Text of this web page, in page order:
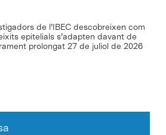
de l’IBEC descobreixen com
epitelials s’adapten davant de
prolongat 27 de juliol de 2026